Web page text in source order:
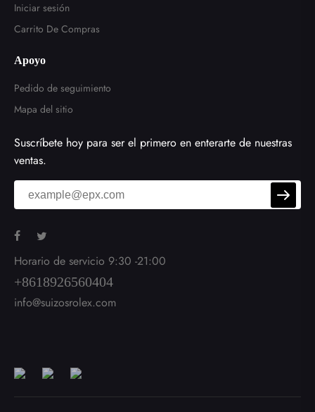
Iniciar sesión
Carrito De Compras
Apoyo
Pedido de seguimiento
Mapa del sitio
Suscríbete hoy para ser el primero en enterarte de nuestras
ventas.
Horario de servicio 9:30 -21:00
+8618926560404
info@suizosrolex.com